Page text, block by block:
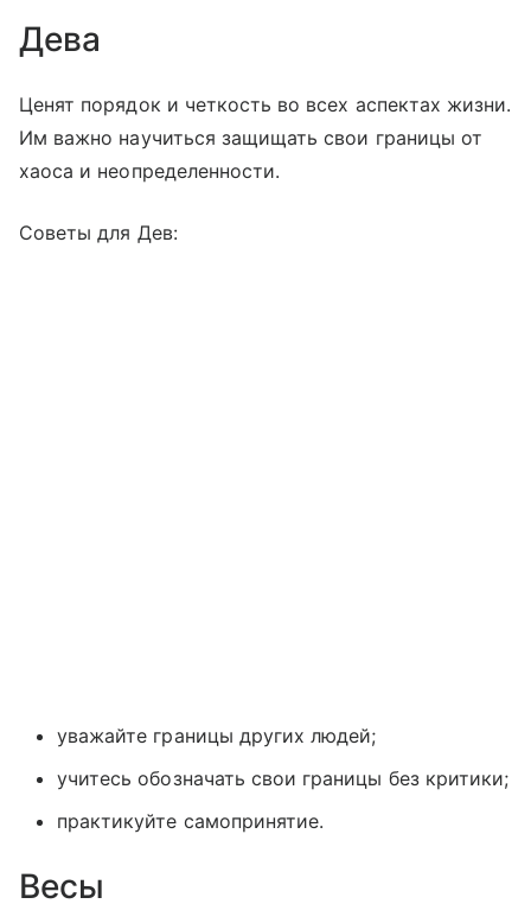
Дева
Ценят порядок и четкость во всех аспектах жизни.
Им важно научиться защищать свои границы от
хаоса и неопределенности.
Советы для Дев:
уважайте границы других людей;
учитесь обозначать свои границы без критики;
практикуйте самопринятие.
Весы